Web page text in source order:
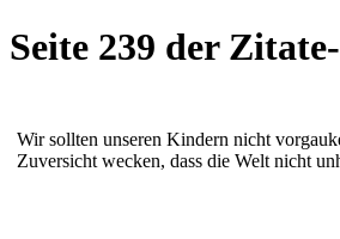
Seite 239 der
Wir sollten unseren Kindern nicht
Zuversicht wecken, dass die Welt nicht